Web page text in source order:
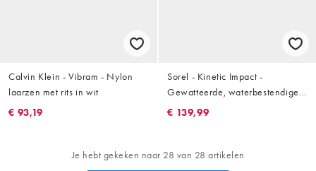
Calvin Klein - Vibram - Nylon
laarzen met rits in wit
€ 93,19
Sorel - Kinetic Impact -
Gewatteerde, waterbestendige
instap laarzen met rits in wit
€ 139,99
Je hebt gekeken naar 28 van 28 artikelen